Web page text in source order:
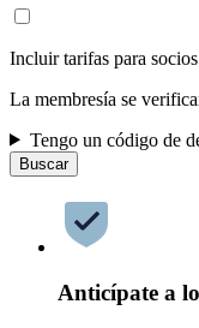
Incluir tarifas para
La membresía se
Tengo un código de
Buscar
Anticípate a